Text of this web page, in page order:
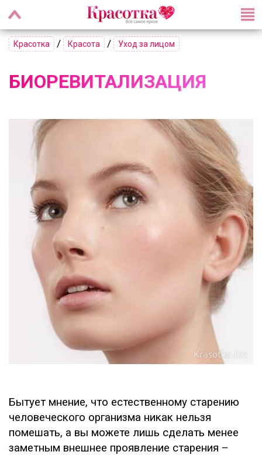
Красотка / Красота / Уход за лицом
БИОРЕВИТАЛИЗАЦИЯ
Бытует мнение, что естественному старению
человеческого организма никак нельзя
помешать, а вы можете лишь сделать менее
заметным внешнее проявление старения –